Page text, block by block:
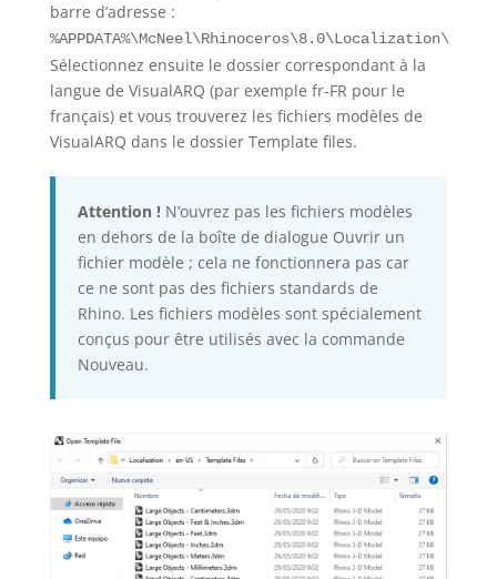
barre d’adresse :
%APPDATA%\McNeel\Rhinoceros\8.0\Localization\
Sélectionnez ensuite le dossier correspondant à la
langue de VisualARQ (par exemple fr-FR pour le
français) et vous trouverez les fichiers modèles de
VisualARQ dans le dossier Template files.
Attention ! N’ouvrez pas les fichiers modèles
en dehors de la boîte de dialogue Ouvrir un
fichier modèle ; cela ne fonctionnera pas car
ce ne sont pas des fichiers standards de
Rhino. Les fichiers modèles sont spécialement
conçus pour être utilisés avec la commande
Nouveau.